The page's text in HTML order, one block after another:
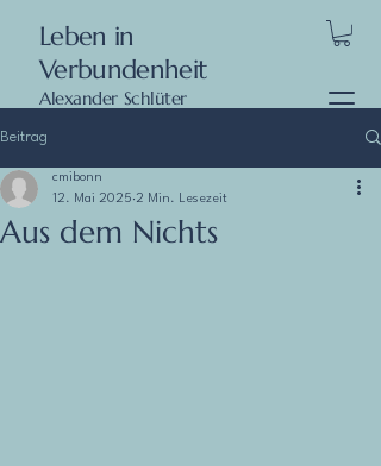
Leben in
Verbundenheit
Alexander Schlüter
Beitrag
Aus dem Nichts
cmibonn
12. Mai 2025 2 Min. Lesezeit